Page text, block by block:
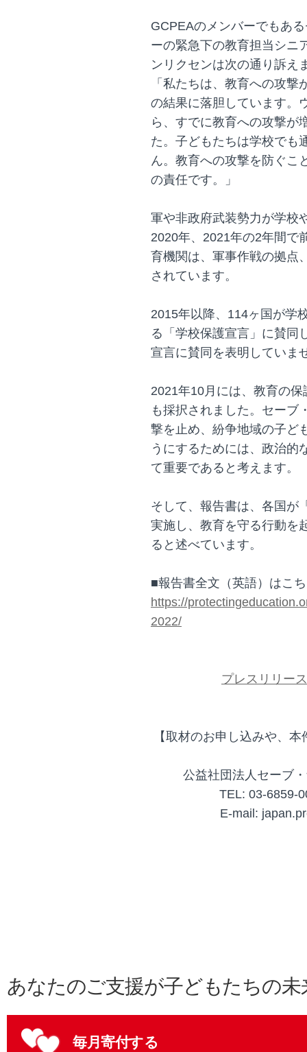
GCPEAのメンバーでもあ
ーの緊急下の教育担当シニ
ンリクセンは次の通り訴え
「私たちは、教育への攻
の結果に落胆しています。
ら、すでに教育への攻撃が
た。子どもたちは学校でも
ん。教育への攻撃を防ぐこ
の責任です。」
軍や非政府武装勢力が学校
2020年、2021年の2年間で
育機関は、軍事作戦の拠点
されています。
2015年以降、114ヶ国が学
る「学校保護宣言」に賛同
宣言に賛同を表明していま
2021年10月には、教育の
も採択されました。セーブ
撃を止め、紛争地域の子ど
うにするためには、政治的
て重要であると考えます。
そして、報告書は、各国が
実施し、教育を守る行動を
ると述べています。
■報告書全文（英語）はこ
https://
2022/
プレスリリー
【取材のお申し込みや、
公益社団法人セーブ
TEL: 03-6859-
E-mail:
あなたのご支援が子どもたちの
毎月寄付する